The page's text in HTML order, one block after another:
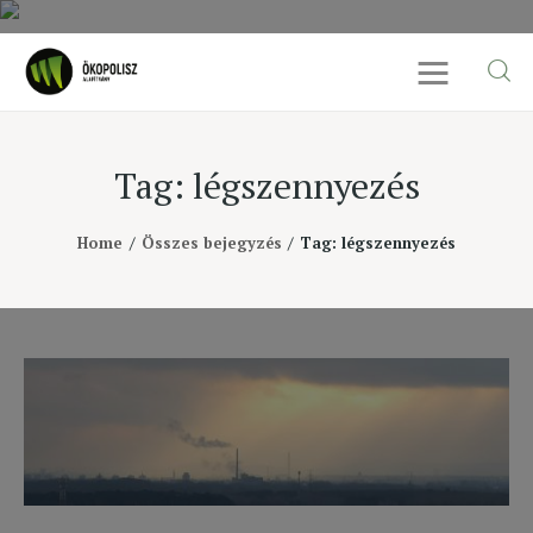
Tag: légszennyezés
Home Összes bejegyzés Tag: légszennyezés
Rólunk
Cikkek
SDG célok
Kapcsolat